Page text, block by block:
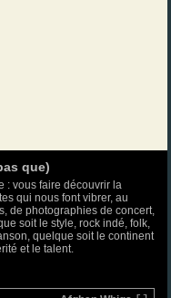
que)
: vous faire découvrir la
qui nous font vibrer, au
de photographies de concert,
soit le style, rock indé, folk,
quelque soit le continent
et le talent.